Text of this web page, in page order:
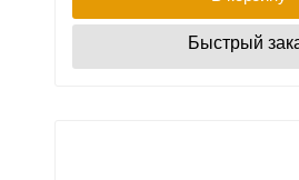
Быстрый